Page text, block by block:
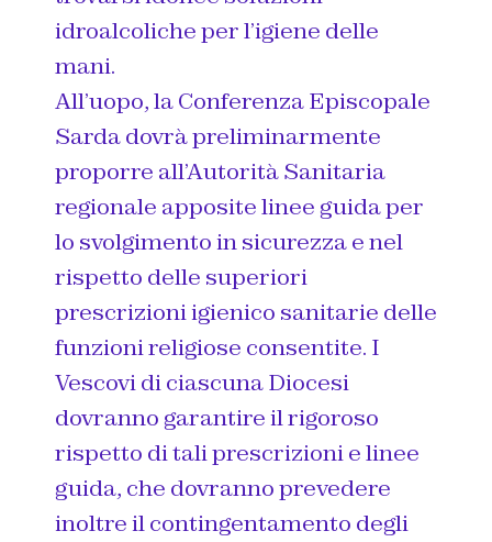
idroalcoliche per l’igiene delle
mani.
All’uopo, la Conferenza Episcopale
Sarda dovrà preliminarmente
proporre all’Autorità Sanitaria
regionale apposite linee guida per
lo svolgimento in sicurezza e nel
rispetto delle superiori
prescrizioni igienico sanitarie delle
funzioni religiose consentite. I
Vescovi di ciascuna Diocesi
dovranno garantire il rigoroso
rispetto di tali prescrizioni e linee
guida, che dovranno prevedere
inoltre il contingentamento degli